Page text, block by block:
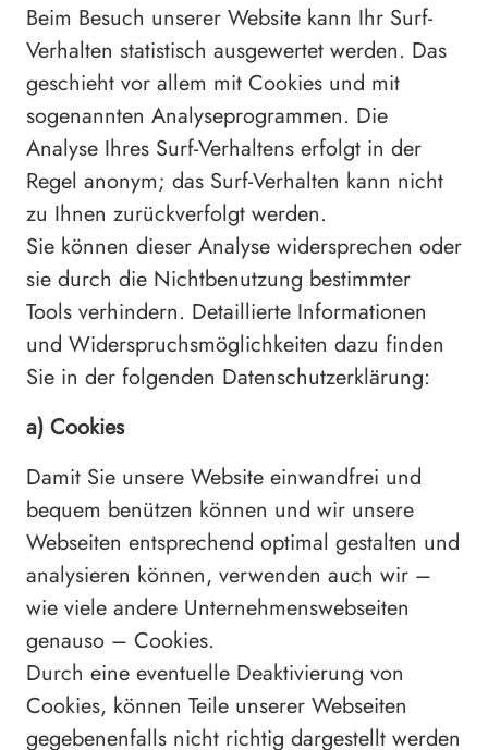
Beim Besuch unserer Website kann Ihr Surf-
Verhalten statistisch ausgewertet werden. Das
geschieht vor allem mit Cookies und mit
sogenannten Analyseprogrammen. Die
Analyse Ihres Surf-Verhaltens erfolgt in der
Regel anonym; das Surf-Verhalten kann nicht
zu Ihnen zurückverfolgt werden.
Sie können dieser Analyse widersprechen oder
sie durch die Nichtbenutzung bestimmter
Tools verhindern. Detaillierte Informationen
und Widerspruchsmöglichkeiten dazu finden
Sie in der folgenden Datenschutzerklärung:
a) Cookies
Damit Sie unsere Website einwandfrei und
bequem benützen können und wir unsere
Webseiten entsprechend optimal gestalten und
analysieren können, verwenden auch wir –
wie viele andere Unternehmenswebseiten
genauso – Cookies.
Durch eine eventuelle Deaktivierung von
Cookies, können Teile unserer Webseiten
gegebenenfalls nicht richtig dargestellt werden